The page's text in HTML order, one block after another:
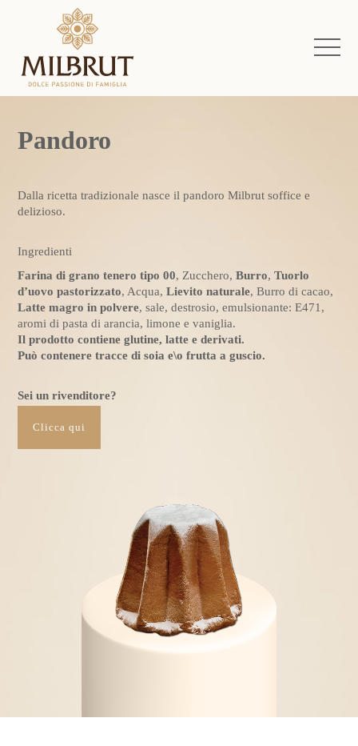
Pandoro
Dalla ricetta tradizionale nasce il pandoro Milbrut soffice e
delizioso.
Ingredienti
Farina di grano tenero tipo 00, Zucchero,Burro,Tuorlo
d’uovo pastorizzato, Acqua,Lievito naturale, Burro di cacao,
Latte magro in polvere, sale, destrosio, emulsionante: E471,
aromi di pasta di arancia, limone e vaniglia.
Il prodotto contiene glutine, latte e derivati.
Può contenere tracce di soia e\o frutta a guscio.
Sei un rivenditore?
Clicca qui